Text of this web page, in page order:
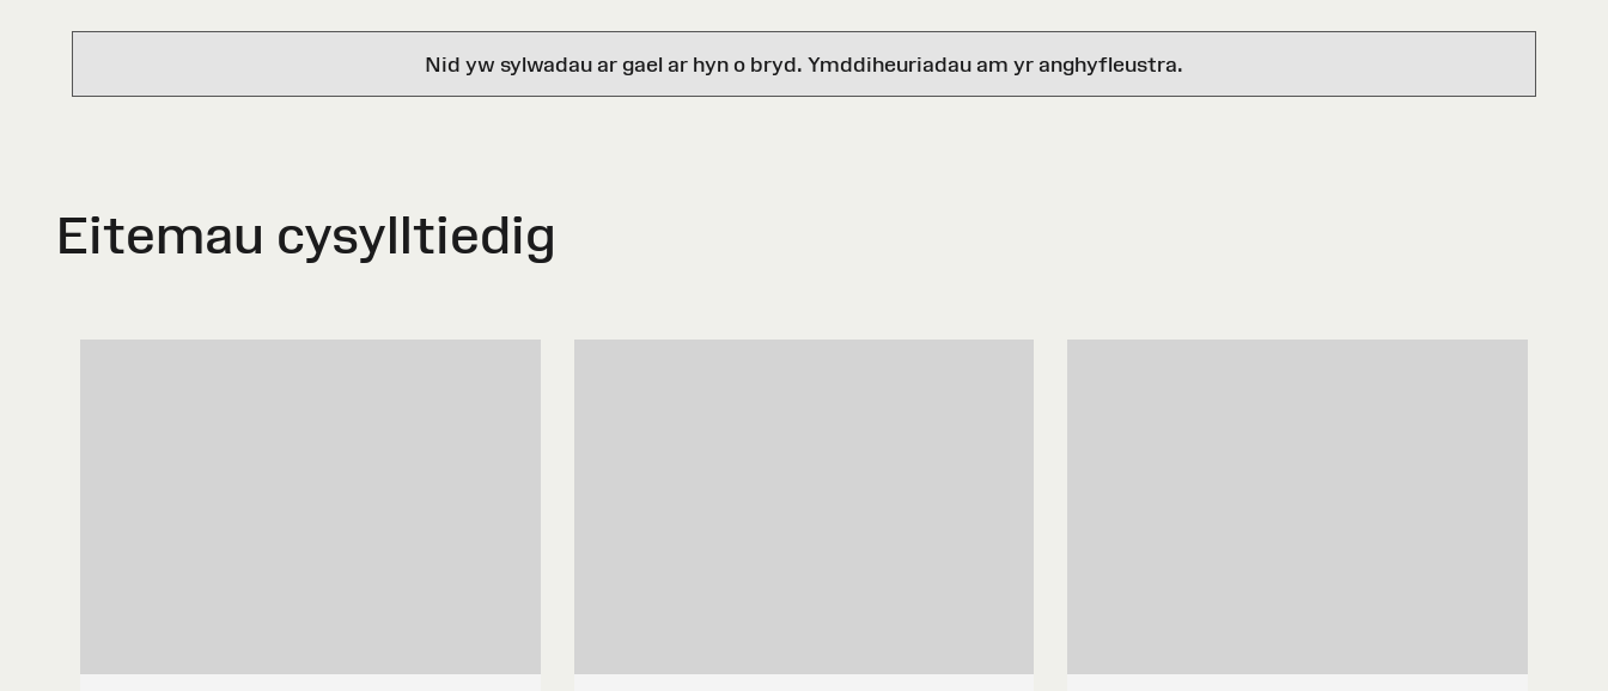
Nid yw sylwadau ar gael ar hyn o bryd. Ymddiheuriadau am yr anghyfleustra.
Eitemau cysylltiedig